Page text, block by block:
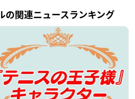
の関連ニュースランキング